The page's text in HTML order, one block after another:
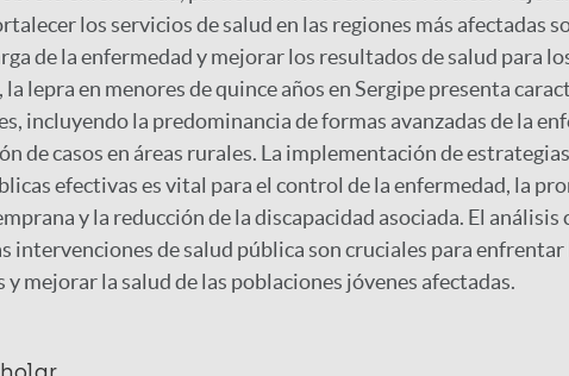
los servicios de salud en las regiones más afectadas
de la enfermedad y mejorar los resultados de salud para
la lepra en menores de quince años en Sergipe presenta
incluyendo la predominancia de formas avanzadas de la
de casos en áreas rurales. La implementación de
efectivas es vital para el control de la enfermedad, la
y la reducción de la discapacidad asociada. El análisis
intervenciones de salud pública son cruciales para enfrentar
y mejorar la salud de las poblaciones jóvenes afectadas.